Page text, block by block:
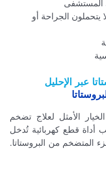
المستشفى
الجراحة أو
عبر الإحليل
الأمثل لعلاج تضخم
أداة قطع كهربائية تُدخل
المتضخم من البروستاتا.